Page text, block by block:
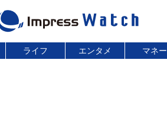
ライフ エンタメ マネー